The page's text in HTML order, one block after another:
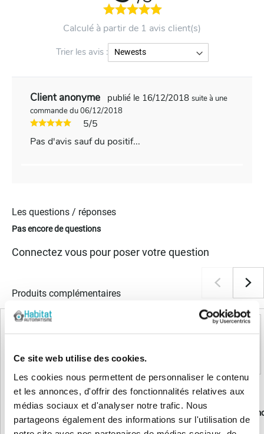
Ce site web utilise des cookies.
Les cookies nous permettent de personnaliser le contenu
et les annonces, d'offrir des fonctionnalités relatives aux
médias sociaux et d'analyser notre trafic. Nous
partageons également des informations sur l'utilisation de
Calculé à partir de 1 avis client(s)
Trier les avis :
Client anonyme publié le 16/12/2018 suite à une
commande du 06/12/2018
5/5
Pas d'avis sauf du positif...
Les questions / réponses
Pas encore de questions
Connectez vous pour poser votre question
Produits complémentaires
LIVRAISON OFFERTE
Nice Hopp HO7124 - moteur seul Nice Hopp HO7224 -